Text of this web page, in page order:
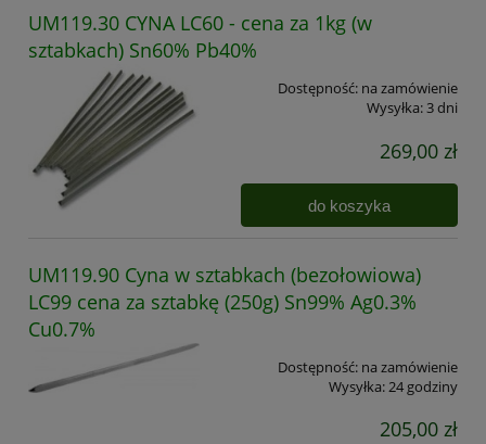
UM119.30 CYNA LC60 - cena za 1kg (w
sztabkach) Sn60% Pb40%
Dostępność: na zamówienie
Wysyłka:3 dni
269,00 zł
do koszyka
UM119.90 Cyna w sztabkach (bezołowiowa)
LC99 cena za sztabkę (250g) Sn99% Ag0.3%
Cu0.7%
Dostępność: na zamówienie
Wysyłka:24 godziny
205,00 zł